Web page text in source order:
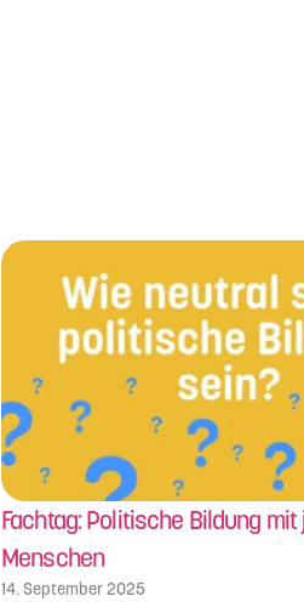
Fachtag: Politische Bildung
Menschen
14. September 2025